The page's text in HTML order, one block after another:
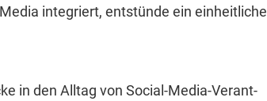
inte­gri­ert, entstünde ein
in den All­t­ag von Social-Media-Ver­ant­